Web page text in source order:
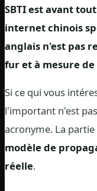
SBTI est avant
internet chinois
anglais n'est pas
fur et à mesure
Si ce qui vous
l'important n'est
acronyme. La
modèle de
réelle.